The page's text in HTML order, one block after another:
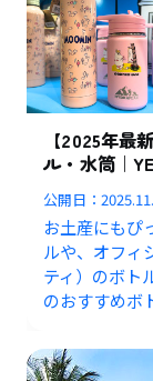
【2025年最
ル・水筒｜
公開日：
お土産にもぴ
ルや、オフィ
ティ）のボト
のおすすめボ